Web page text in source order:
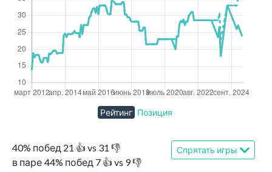
40% побед 21 👍 vs 31 👎
в паре 44% побед 7 👍 vs 9👎
Спрятать игры
Рейтинг Позиция